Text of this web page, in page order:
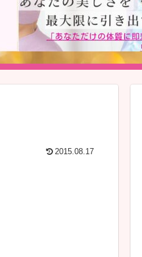
2015.08.17